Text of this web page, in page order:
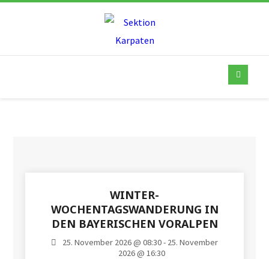
WINTER-
WOCHENTAGSWANDERUNG IN
DEN BAYERISCHEN VORALPEN
25. November 2026 @ 08:30 - 25. November
2026 @ 16:30